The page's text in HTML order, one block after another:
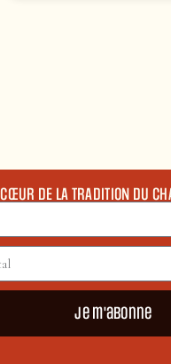
DE LA TRADITION DU
Je m'abonne